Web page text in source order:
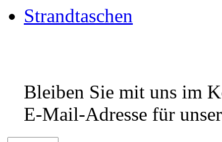
Strandtaschen
Bleiben Sie mit uns im
E-Mail-Adresse für